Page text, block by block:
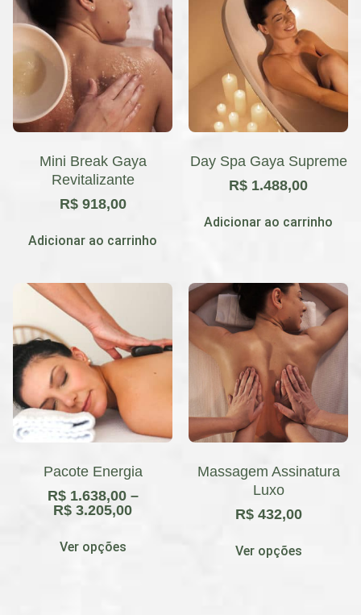
Mini Break Gaya
Revitalizante
R$918,00
Adicionar ao carrinho
Day Spa Gaya Supreme
R$ 1.488,00
Adicionar ao carrinho
Pacote Energia
R$1.638,00 –
R$ 3.205,00
Ver opções
Massagem Assinatura
Luxo
R$432,00
Ver opções